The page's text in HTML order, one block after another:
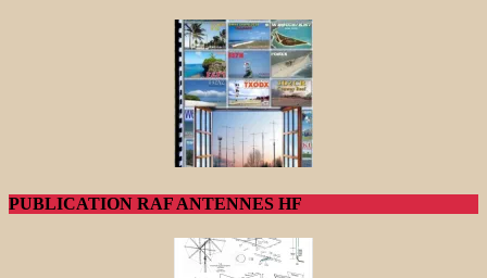
PUBLICATION RAF ANTENNES HF